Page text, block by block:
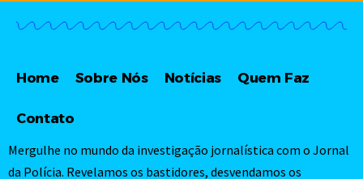
Home Sobre Nós Notícias Quem Faz
Contato
Mergulhe no mundo da investigação jornalística com o Jornal
da Polícia. Revelamos os bastidores, desvendamos os